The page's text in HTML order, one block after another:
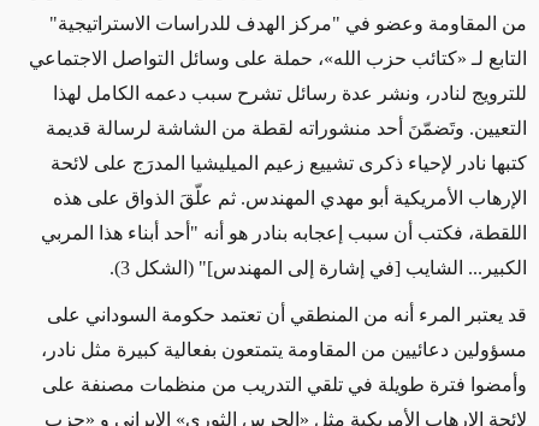
من المقاومة وعضو في "مركز الهدف للدراسات الاستراتيجية"
التابع لـ «كتائب حزب الله»، حملة على وسائل التواصل الاجتماعي
للترويج لنادر، ونشر عدة رسائل تشرح سبب دعمه الكامل لهذا
التعيين. وتَضمّنَ أحد منشوراته لقطة من الشاشة لرسالة قديمة
كتبها نادر لإحياء ذكرى تشييع زعيم الميليشيا المدرَج على لائحة
الإرهاب الأمريكية أبو مهدي المهندس. ثم علّقَ الذواق على هذه
اللقطة، فكتب أن سبب إعجابه بنادر هو أنه "أحد أبناء هذا المربي
الكبير... الشايب [في إشارة إلى المهندس]" (الشكل 3) .
قد يعتبر المرء أنه من المنطقي أن تعتمد حكومة السوداني على
مسؤولين دعائيين من المقاومة يتمتعون بفعالية كبيرة مثل نادر،
وأمضوا فترة طويلة في تلقي التدريب من منظمات مصنفة على
لائحة الإرهاب الأمريكية مثل « الحرس الثوري» الإيراني و «حزب